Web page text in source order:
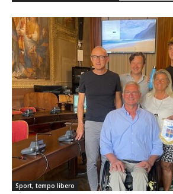
Sport, tempo libero